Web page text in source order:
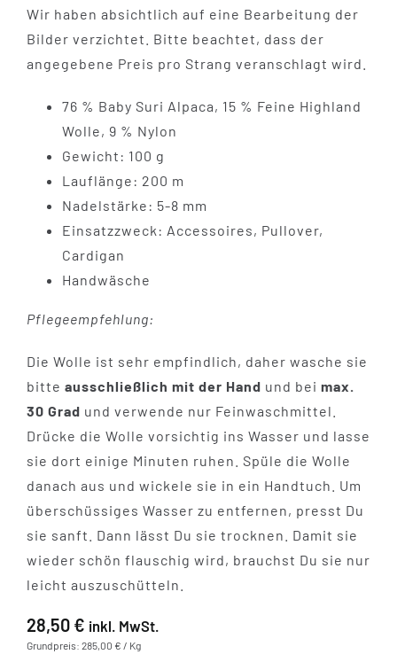
Wir haben absichtlich auf eine Bearbeitung der
Bilder verzichtet. Bitte beachtet, dass der
angegebene Preis pro Strang veranschlagt wird.
76 % Baby Suri Alpaca, 15 % Feine Highland
Wolle, 9 % Nylon
Gewicht: 100 g
Lauflänge: 200 m
Nadelstärke: 5-8 mm
Einsatzzweck: Accessoires, Pullover,
Cardigan
Handwäsche
Pflegeempfehlung:
Die Wolle ist sehr empfindlich, daher wasche sie
bitte ausschließlich mit der Hand und bei max.
30 Grad und verwende nur Feinwaschmittel.
Drücke die Wolle vorsichtig ins Wasser und lasse
sie dort einige Minuten ruhen. Spüle die Wolle
danach aus und wickele sie in ein Handtuch. Um
überschüssiges Wasser zu entfernen, presst Du
sie sanft. Dann lässt Du sie trocknen. Damit sie
wieder schön flauschig wird, brauchst Du sie nur
leicht auszuschütteln.
28,50 € inkl. MwSt.
Grundpreis: 285,00 € / Kg